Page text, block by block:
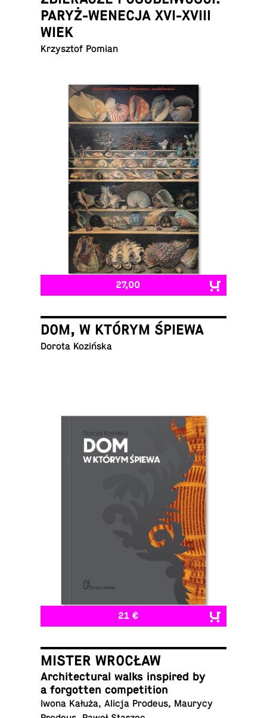
PARYŻ-WENECJA XVI-XVIII
WIEK
Krzysztof Pomian
27,00
DOM, W KTÓRYM ŚPIEWA
Dorota Kozińska
21 €
MISTER WROCŁAW
Ar­chi­tec­tural walks in­spired by
a for­got­ten competition
Iwona Kałuża, Alicja Prodeus, Maurycy